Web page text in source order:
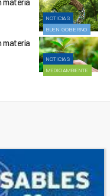
NOTICIAS
BUEN GOBIERNO
NOTICIAS
MEDIOAMBIENTE
materia